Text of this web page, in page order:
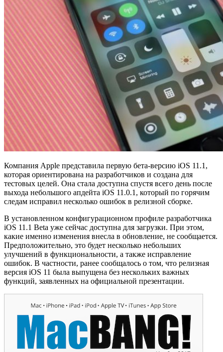
Компания Apple представила первую бета-версию iOS 11.1,
которая ориентирована на разработчиков и создана для
тестовых целей. Она стала доступна спустя всего день после
выхода небольшого апдейта iOS 11.0.1, который по горячим
следам исправил несколько ошибок в релизной сборке.
В установленном конфигурационном профиле разработчика
iOS 11.1 Beta уже сейчас доступна для загрузки. При этом,
какие именно изменения внесла в обновление, не сообщается.
Предположительно, это будет несколько небольших
улучшений в функциональности, а также исправление
ошибок. В частности, ранее сообщалось о том, что релизная
версия iOS 11 была выпущена без нескольких важных
функций, заявленных на официальной презентации.